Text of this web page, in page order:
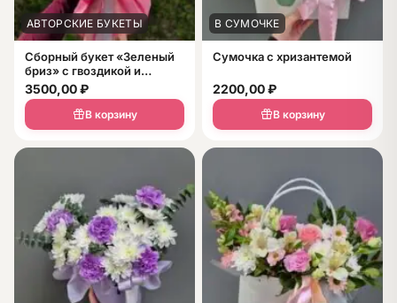
АВТОРСКИЕ БУКЕТЫ
Сборный букет «Зеленый
бриз» с гвоздикой и
розами
3500,00₽
В корзину
В СУМОЧКЕ
Сумочка с хризантемой
2200,00₽
В корзину